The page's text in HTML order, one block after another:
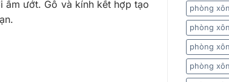
ẩm ướt. Gỗ và kính kết hợp tạo
phòng
phòng
phòng
phòng